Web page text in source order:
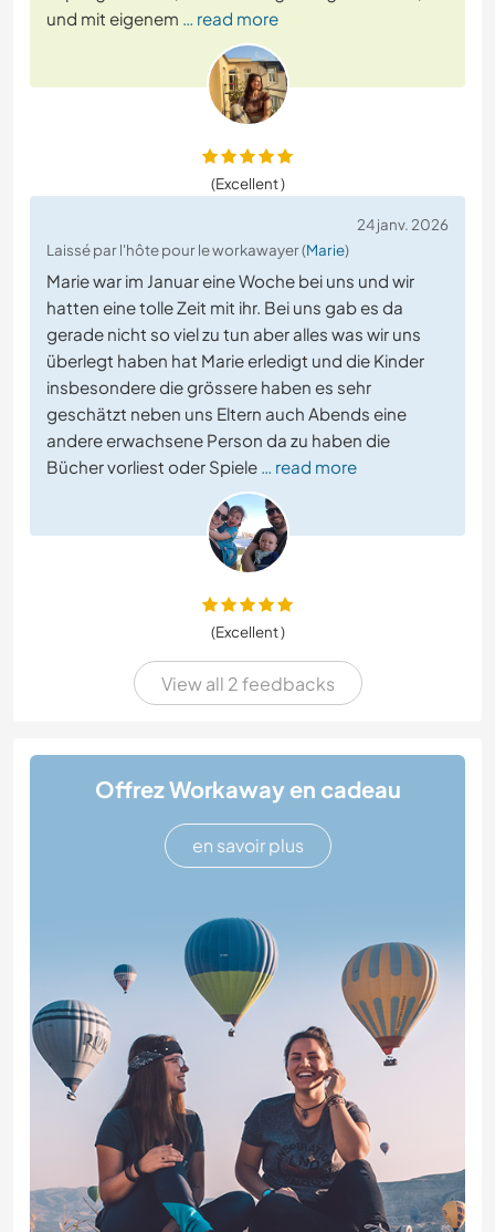
und mit eigenem … read more
(Excellent )
24 janv. 2026
Laissé par l'hôte pour le workawayer (Marie)
Marie war im Januar eine Woche bei uns und wir
hatten eine tolle Zeit mit ihr. Bei uns gab es da
gerade nicht so viel zu tun aber alles was wir uns
überlegt haben hat Marie erledigt und die Kinder
insbesondere die grössere haben es sehr
geschätzt neben uns Eltern auch Abends eine
andere erwachsene Person da zu haben die
Bücher vorliest oder Spiele … read more
(Excellent )
View all 2 feedbacks
Offrez Workaway en cadeau
en savoir plus